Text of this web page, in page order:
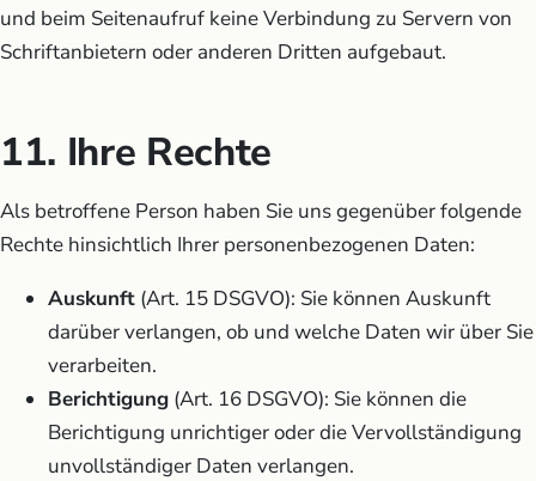
und beim Seitenaufruf keine Verbindung zu Servern von
Schriftanbietern oder anderen Dritten aufgebaut.
11. Ihre Rechte
Als betroffene Person haben Sie uns gegenüber folgende
Rechte hinsichtlich Ihrer personenbezogenen Daten:
Auskunft (Art. 15 DSGVO): Sie können Auskunft
darüber verlangen, ob und welche Daten wir über Sie
verarbeiten.
Berichtigung (Art. 16 DSGVO): Sie können die
Berichtigung unrichtiger oder die Vervollständigung
unvollständiger Daten verlangen.